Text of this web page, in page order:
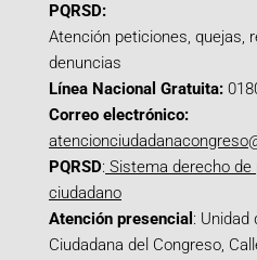
PQRSD:
Atención peticiones, quejas,
denuncias
Línea Nacional Gratuita:
Correo electrónico:
PQRSD: Sistema derecho de
ciudadano
Atención presencial : Unidad
Ciudadana del Congreso,